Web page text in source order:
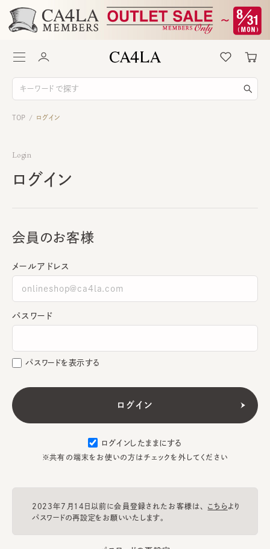
TOP / ログイン
Login
ログイン
会員のお客様
メールアドレス
パスワード
パスワードを表示する
ログインしたままにする
※共有の端末をお使いの方はチェックを外してください
2023年7月14日以前に会員登録されたお客様は、 こちらより
パスワードの再設定をお願いいたします。